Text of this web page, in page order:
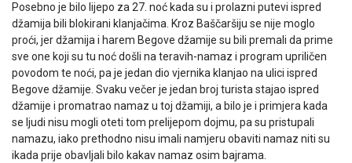
Posebno je bilo lijepo za 27. noć kada su i prolazni putevi ispred
džamija bili blokirani klanjačima. Kroz Baščaršiju se nije moglo
proći, jer džamija i harem Begove džamije su bili premali da prime
sve one koji su tu noć došli na teravih-namaz i program upriličen
povodom te noći, pa je jedan dio vjernika klanjao na ulici ispred
Begove džamije. Svaku večer je jedan broj turista stajao ispred
džamije i promatrao namaz u toj džamiji, a bilo je i primjera kada
se ljudi nisu mogli oteti tom prelijepom dojmu, pa su pristupali
namazu, iako prethodno nisu imali namjeru obaviti namaz niti su
ikada prije obavljali bilo kakav namaz osim bajrama.